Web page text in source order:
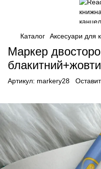
Каталог Аксесуари для
Маркер
Артикул: markery28